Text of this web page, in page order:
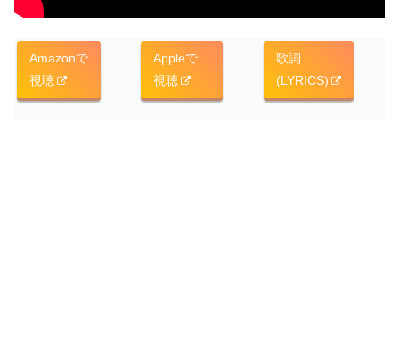
Amazonで
視聴
Appleで
視聴
歌詞
(LYRICS)